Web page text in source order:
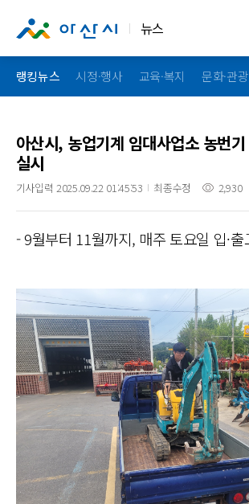
뉴스
랭킹뉴스 시정·행사 교육·복지 문화·관광
아산시, 농업기계 임대사업소 농번
실시
기사입력 2025.09.22 01:45:53 최종수정 2,930
- 9월부터 11월까지, 매주 토요일 입·출